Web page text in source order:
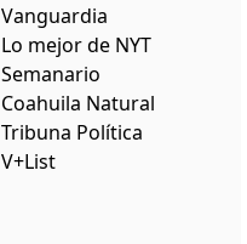
Vanguardia
Lo mejor de NYT
Semanario
Coahuila Natural
Tribuna Política
V+List